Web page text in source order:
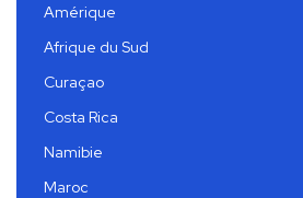
Amérique
Afrique du Sud
Curaçao
Costa Rica
Namibie
Maroc